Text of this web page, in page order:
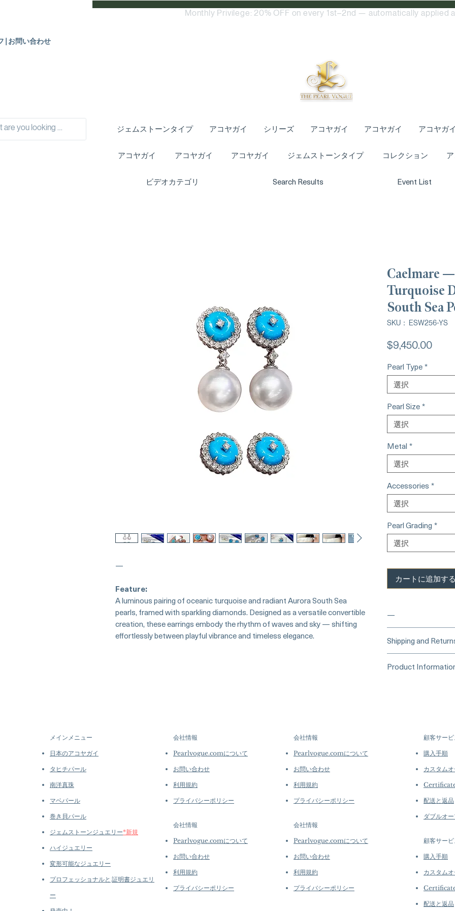
Monthly Privilege: 20% OFF on every 1st–2nd — automatically applied
|お問い合わせ
ジェムストーンタイプ アコヤガイ シリーズ アコヤガイ アコヤガイ アコヤガイ
アコヤガイ アコヤガイ アコヤガイ ジェムストーンタイプ コレクション
ビデオカテゴリ Search Results Event List
—
Feature:
A luminous pairing of oceanic turquoise and radiant Aurora South Sea
pearls, framed with sparkling diamonds. Designed as a versatile convertible
creation, these earrings embody the rhythm of waves and sky — shifting
effortlessly between playful vibrance and timeless elegance.
Caelmare
Turquoise
South Sea
SKU： ESW256-YS
$9,450.00価
Pearl Type*
選択
Pearl Size*
選択
Metal *
選択
Accessories *
選択
Pearl Grading *
選択
カートに追加する
—
____Buy
Shipping and
At Pearl Vogue,
purchase.more
Product
Aurora Luster
Accessories: 2.0
Metal: 3.4 g of 18k
メインメニュー
日本のアコヤガイ
タヒチパール
南洋真珠
マベパール
巻き貝パール
ジェムストーンジュエリー*新規
ハイジュエリー
変形可能なジュエリー
プロフェッショナルと 証明書ジュエリ
ー
会社情報
Pearlvogue.comについて
お問い合わせ
利用規約
プライバシーポリシー
会社情報
Pearlvogue.comについて
お問い合わせ
利用規約
プライバシーポリシー
会社情報
Pearlvogue.comについて
お問い合わせ
利用規約
プライバシーポリシー
会社情報
Pearlvogue.comについて
お問い合わせ
利用規約
プライバシーポリシー
顧客サービ
購入手順
カスタム
配送と返品
ダブルオ
顧客サービ
購入手順
カスタム
配送と返品